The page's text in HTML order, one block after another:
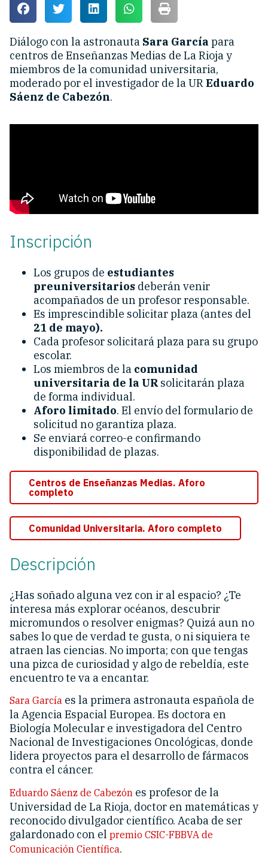
Diálogo con la astronauta Sara García para
centros de Enseñanzas Medias de La Rioja y
miembros de la comunidad universitaria,
moderado por el investigador de la UREduardo
Sáenz de Cabezón.
Inscripción
Los grupos de estudiantes
preuniversitarios deberán venir
acompañados de un profesor responsable.
Es imprescindible solicitar plaza (antes del
21 de mayo).
Cada profesor solicitará plaza para su grupo
escolar.
Los miembros de la comunidad
universitaria de la URsolicitarán plaza
de forma individual.
Aforo limitado. El envío del formulario de
solicitud no garantiza plaza.
Se enviará correo-e confirmando
disponibilidad de plazas.
Centros de Enseñanzas Medias. Aforo
completo
Comunidad Universitaria. Aforo completo
Descripción
¿Has soñado alguna vez con ir al espacio? ¿Te
interesa más explorar océanos, descubrir
micromundos o resolver enigmas? Quizá aun no
sabes lo que de verdad te gusta, o ni siquiera te
atraen las ciencias. No importa; con que tengas
una pizca de curiosidad y algo de rebeldía, este
encuentro te va a encantar.
Sara García es la primera astronauta española de
la Agencia Espacial Europea. Es doctora en
Biología Molecular e investigadora del Centro
Nacional de Investigaciones Oncológicas, donde
lidera proyectos para el desarrollo de fármacos
contra el cáncer.
Eduardo Sáenz de Cabezón es profesor de la
Universidad de La Rioja, doctor en matemáticas y
reconocido divulgador científico. Acaba de ser
galardonado con el premio CSIC-FBBVA de
Comunicación Científica.